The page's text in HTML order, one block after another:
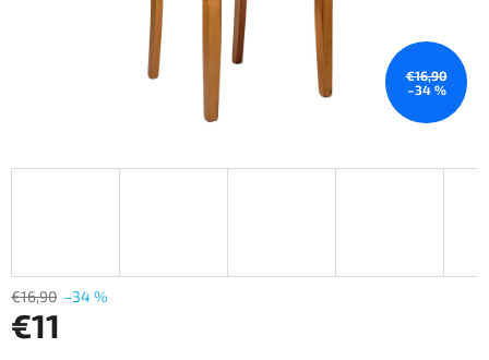
€16,90
–34 %
€16,90 –34 %
€11